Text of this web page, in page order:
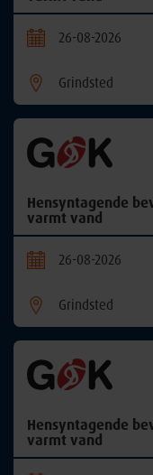
26-08-2026
Grindsted
Hensyntagende
varmt vand
26-08-2026
Grindsted
Hensyntagende
varmt vand